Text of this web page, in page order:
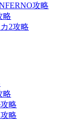
攻略
略
2攻略
略
略
略